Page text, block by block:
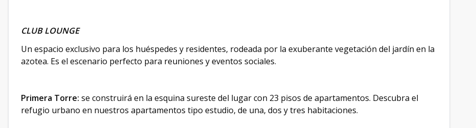
CLUB LOUNGE
Un espacio exclusivo para los huéspedes y residentes, rodeada por la exuberante vegetación del jardín en la
azotea. Es el escenario perfecto para reuniones y eventos sociales.
Primera Torre: se construirá en la esquina sureste del lugar con 23 pisos de apartamentos. Descubra el
refugio urbano en nuestros apartamentos tipo estudio, de una, dos y tres habitaciones.